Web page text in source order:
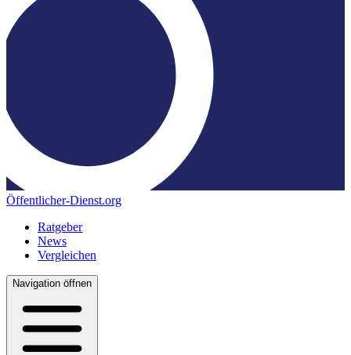
Öffentlicher-Dienst.org
Ratgeber
News
Vergleichen
Navigation öffnen